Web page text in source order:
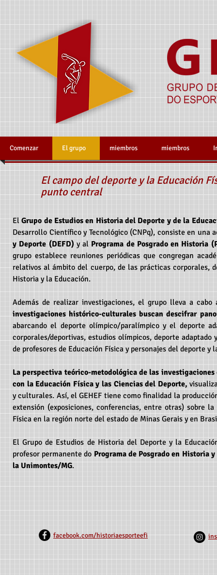
Comenzar El grupo miembros miembros
El campo del deporte y la Educación
punto central
ElGrupo de Estudios en Historia del Deporte y de la
Desarrollo Científico y Tecnológico (CNPq), consiste en una
y Deporte (DEFD)y alPrograma de Posgrado en Historia
grupo establece reuniones periódicas que congregan
relativos al ámbito del cuerpo, de las prácticas corporales,
Historia y la Educación.
Además de realizar investigaciones, el grupo lleva a
investigaciones histórico-culturales buscan descifrar
abarcando el deporte olímpico/paralímpico y el deporte
corporales/deportivas, estudios olímpicos, deporte
de profesores de Educación Física y personajes del deporte y
La perspectiva teórico-metodológica de las
con la Educación Física y las Ciencias del Deporte,
y culturales. Así, el GEHEF tiene como finalidad la
extensión (exposiciones, conferencias, entre otras) sobre
Física en la región norte del estado de Minas Gerais y en
El Grupo de Estudios de Historia del Deporte y la
profesor permanente do Programa de Posgrado en Historia
la Unimontes/MG.
facebook.com/historiaesporteefi